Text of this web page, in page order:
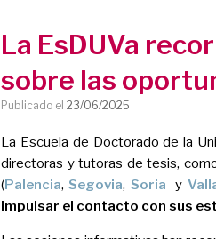
La EsDUVa
sobre las
Publicado el 23/06/2025
La Escuela de Doctorado de la
directoras y tutoras de tesis,
(Palencia,Segovia, Soria y
impulsar el contacto con sus